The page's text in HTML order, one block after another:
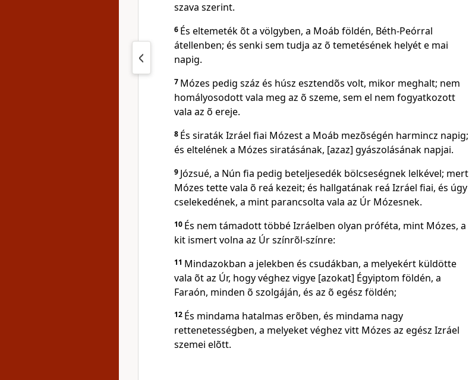
szava szerint.
6 És eltemeték õt a völgyben, a Moáb földén, Béth-Peórral
átellenben; és senki sem tudja az õ temetésének helyét e mai
napig.
7 Mózes pedig száz és húsz esztendõs volt, mikor meghalt; nem
homályosodott vala meg az õ szeme, sem el nem fogyatkozott
vala az õ ereje.
8 És siraták Izráel fiai Mózest a Moáb mezõségén harmincz napig;
és eltelének a Mózes siratásának, [azaz] gyászolásának napjai.
9 Józsué, a Nún fia pedig beteljesedék bölcseségnek lelkével; mert
Mózes tette vala õ reá kezeit; és hallgatának reá Izráel fiai, és úgy
cselekedének, a mint parancsolta vala az Úr Mózesnek.
10 És nem támadott többé Izráelben olyan próféta, mint Mózes, a
kit ismert volna az Úr színrõl-színre:
11 Mindazokban a jelekben és csudákban, a melyekért küldötte
vala õt az Úr, hogy véghez vigye [azokat] Égyiptom földén, a
Faraón, minden õ szolgáján, és az õ egész földén;
12 És mindama hatalmas erõben, és mindama nagy
rettenetességben, a melyeket véghez vitt Mózes az egész Izráel
szemei elõtt.